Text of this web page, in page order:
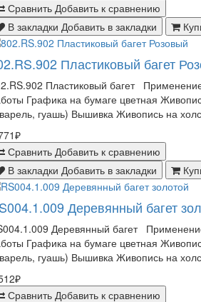
Сравнить Добавить к сравнению
В закладки Добавить в закладки
Пластиковый багет
Пластиковый багет
Графика на бумаге цветная
гуашь) Вышивка Живопись на
Сравнить Добавить к сравнению
В закладки Добавить в закладки
Деревянный багет
Деревянный багет
Графика на бумаге цветная
гуашь) Вышивка Живопись на
Сравнить Добавить к сравнению